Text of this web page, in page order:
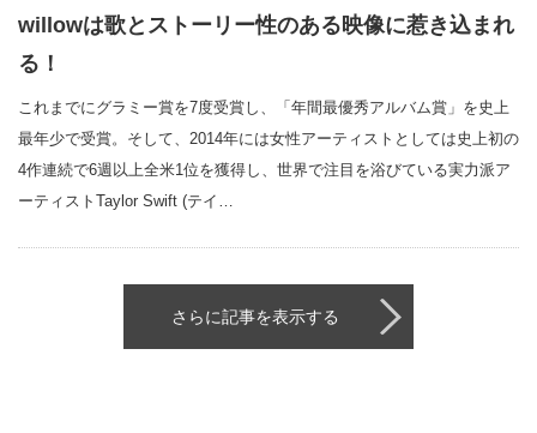
willowは歌とストーリー性のある映像に惹き込まれ
る！
これまでにグラミー賞を7度受賞し、「年間最優秀アルバム賞」を史上
最年少で受賞。そして、2014年には女性アーティストとしては史上初の
4作連続で6週以上全米1位を獲得し、世界で注目を浴びている実力派ア
ーティストTaylor Swift (テイ…
さらに記事を表示する